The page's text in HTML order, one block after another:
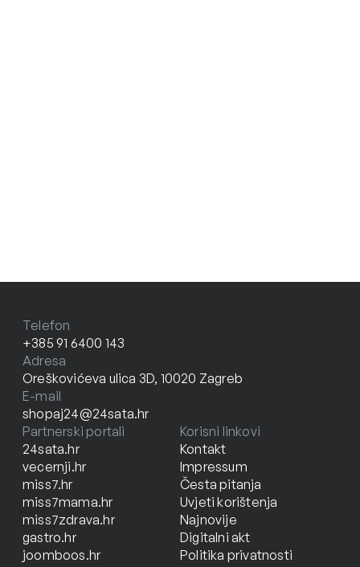
Telefon
+385 91 6400 143
Adresa
Oreškovićeva ulica 3D, 10020 Zagreb
E-mail
shopaj24@24sata.hr
Partnerski portali
24sata.hr
vecernji.hr
miss7.hr
miss7mama.hr
miss7zdrava.hr
gastro.hr
joomboos.hr
Korisni linkovi
Kontakt
Impressum
Česta pitanja
Uvjeti korištenja
Najnovije
Digitalni akt
Politika privatnosti